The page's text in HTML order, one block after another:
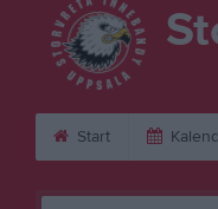
Start